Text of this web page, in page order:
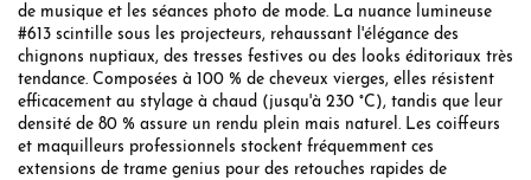
de musique et les séances photo de mode. La nuance lumineuse
#613 scintille sous les projecteurs, rehaussant l'élégance des
chignons nuptiaux, des tresses festives ou des looks éditoriaux très
tendance. Composées à 100 % de cheveux vierges, elles résistent
efficacement au stylage à chaud (jusqu'à 230 °C), tandis que leur
densité de 80 % assure un rendu plein mais naturel. Les coiffeurs
et maquilleurs professionnels stockent fréquemment ces
extensions de trame genius pour des retouches rapides de